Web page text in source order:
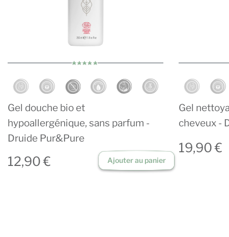
Gel douche bio et
hypoallergénique, sans parfum -
Druide Pur&Pure
12,90 € Ajouter au panier
Gel
cheveux -
19,90 €